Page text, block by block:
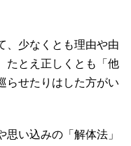
、少なくとも理由や由
たとえ正しくとも「他
らせたりはした方がい
い込みの「解体法」